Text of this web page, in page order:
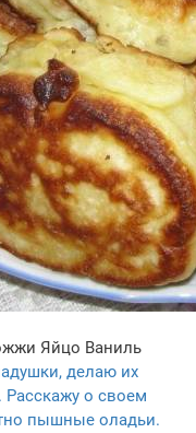
Яйцо Ваниль
делаю их
о своем
пышные оладьи.